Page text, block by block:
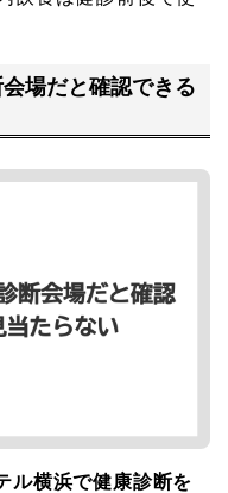
場だと確認できる
ル横浜で健康診断を